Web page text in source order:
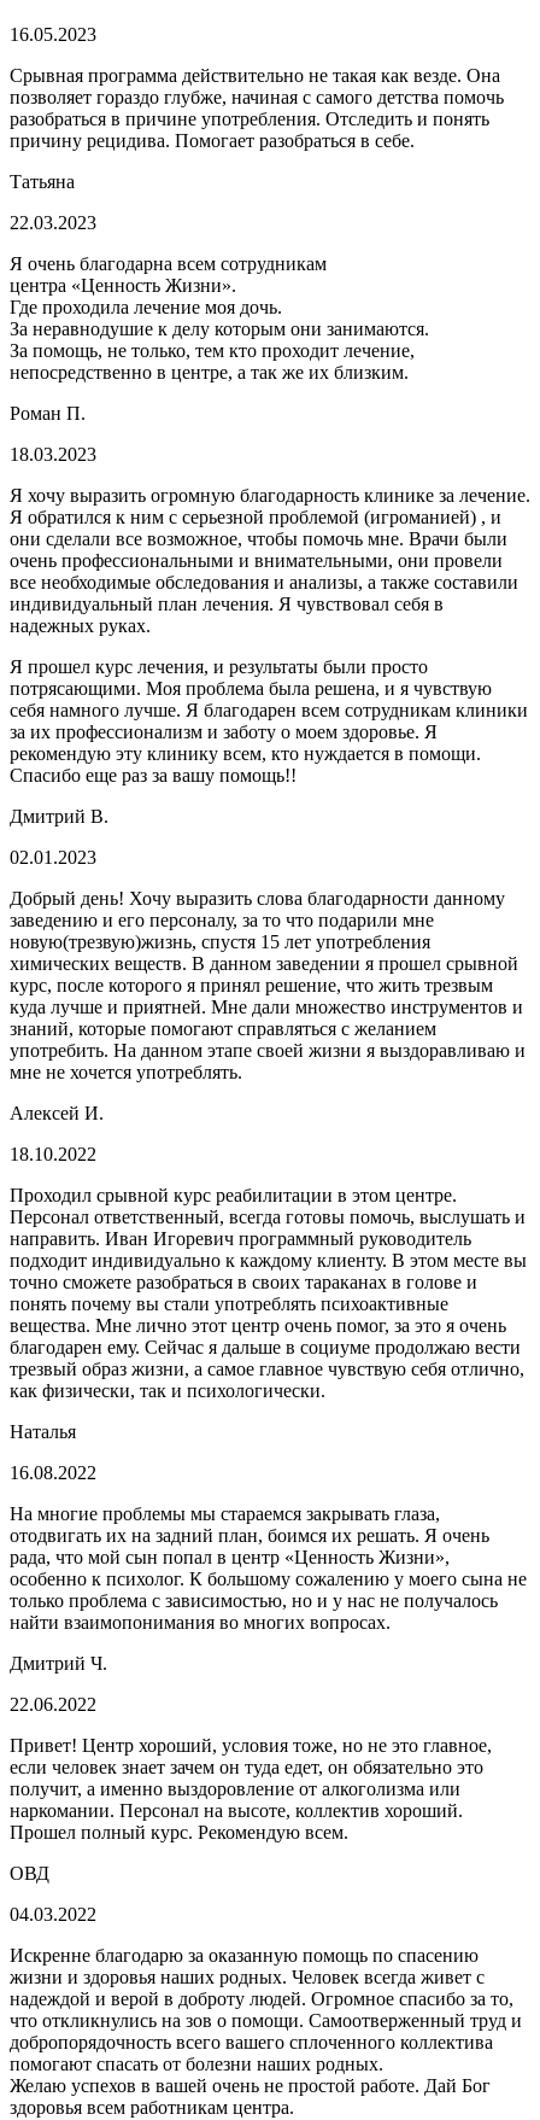
16.05.2023
Срывная программа действительно не такая как везде. Она
позволяет гораздо глубже, начиная с самого детства помочь
разобраться в причине употребления. Отследить и понять
причину рецидива. Помогает разобраться в себе.
Татьяна
22.03.2023
Я очень благодарна всем сотрудникам
центра «Ценность Жизни».
Где проходила лечение моя дочь.
За неравнодушие к делу которым они занимаются.
За помощь, не только, тем кто проходит лечение,
непосредственно в центре, а так же их близким.
Роман П.
18.03.2023
Я хочу выразить огромную благодарность клинике за лечение.
Я обратился к ним с серьезной проблемой (игроманией) , и
они сделали все возможное, чтобы помочь мне. Врачи были
очень профессиональными и внимательными, они провели
все необходимые обследования и анализы, а также составили
индивидуальный план лечения. Я чувствовал себя в
надежных руках.
Я прошел курс лечения, и результаты были просто
потрясающими. Моя проблема была решена, и я чувствую
себя намного лучше. Я благодарен всем сотрудникам клиники
за их профессионализм и заботу о моем здоровье. Я
рекомендую эту клинику всем, кто нуждается в помощи.
Спасибо еще раз за вашу помощь!!
Дмитрий В.
02.01.2023
Добрый день! Хочу выразить слова благодарности данному
заведению и его персоналу, за то что подарили мне
новую(трезвую)жизнь, спустя 15 лет употребления
химических веществ. В данном заведении я прошел срывной
курс, после которого я принял решение, что жить трезвым
куда лучше и приятней. Мне дали множество инструментов и
знаний, которые помогают справляться с желанием
употребить. На данном этапе своей жизни я выздоравливаю и
мне не хочется употреблять.
Алексей И.
18.10.2022
Проходил срывной курс реабилитации в этом центре.
Персонал ответственный, всегда готовы помочь, выслушать и
направить. Иван Игоревич программный руководитель
подходит индивидуально к каждому клиенту. В этом месте вы
точно сможете разобраться в своих тараканах в голове и
понять почему вы стали употреблять психоактивные
вещества. Мне лично этот центр очень помог, за это я очень
благодарен ему. Сейчас я дальше в социуме продолжаю вести
трезвый образ жизни, а самое главное чувствую себя отлично,
как физически, так и психологически.
Наталья
16.08.2022
На многие проблемы мы стараемся закрывать глаза,
отодвигать их на задний план, боимся их решать. Я очень
рада, что мой сын попал в центр «Ценность Жизни»,
особенно к психолог. К большому сожалению у моего сына не
только проблема с зависимостью, но и у нас не получалось
найти взаимопонимания во многих вопросах.
Дмитрий Ч.
22.06.2022
Привет! Центр хороший, условия тоже, но не это главное,
если человек знает зачем он туда едет, он обязательно это
получит, а именно выздоровление от алкоголизма или
наркомании. Персонал на высоте, коллектив хороший.
Прошел полный курс. Рекомендую всем.
ОВД
04.03.2022
Искренне благодарю за оказанную помощь по спасению
жизни и здоровья наших родных. Человек всегда живет с
надеждой и верой в доброту людей. Огромное спасибо за то,
что откликнулись на зов о помощи. Самоотверженный труд и
добропорядочность всего вашего сплоченного коллектива
помогают спасать от болезни наших родных.
Желаю успехов в вашей очень не простой работе. Дай Бог
здоровья всем работникам центра.